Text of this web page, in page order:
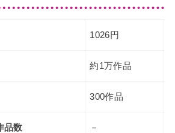
1026円
約1万作品
300作品
品数 －